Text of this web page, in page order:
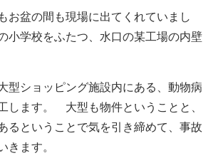
お盆の間も現場に出てくれていまし
学校をふたつ、水口の某工場の内壁
型ショッピング施設内にある、動物病
します。 大型も物件ということと、
るということで気を引き締めて、事故
きます。